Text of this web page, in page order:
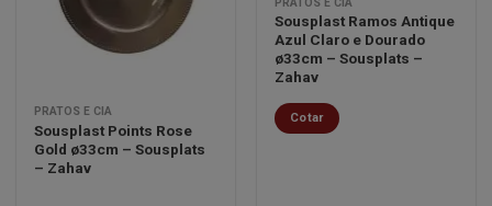
desejos
PRATOS E CIA
Sousplast Points Rose
Gold ø33cm – Sousplats
– Zahav
Sousplast Ramos Antique
Azul Claro e Dourado
ø33cm – Sousplats –
Zahav
Cotar